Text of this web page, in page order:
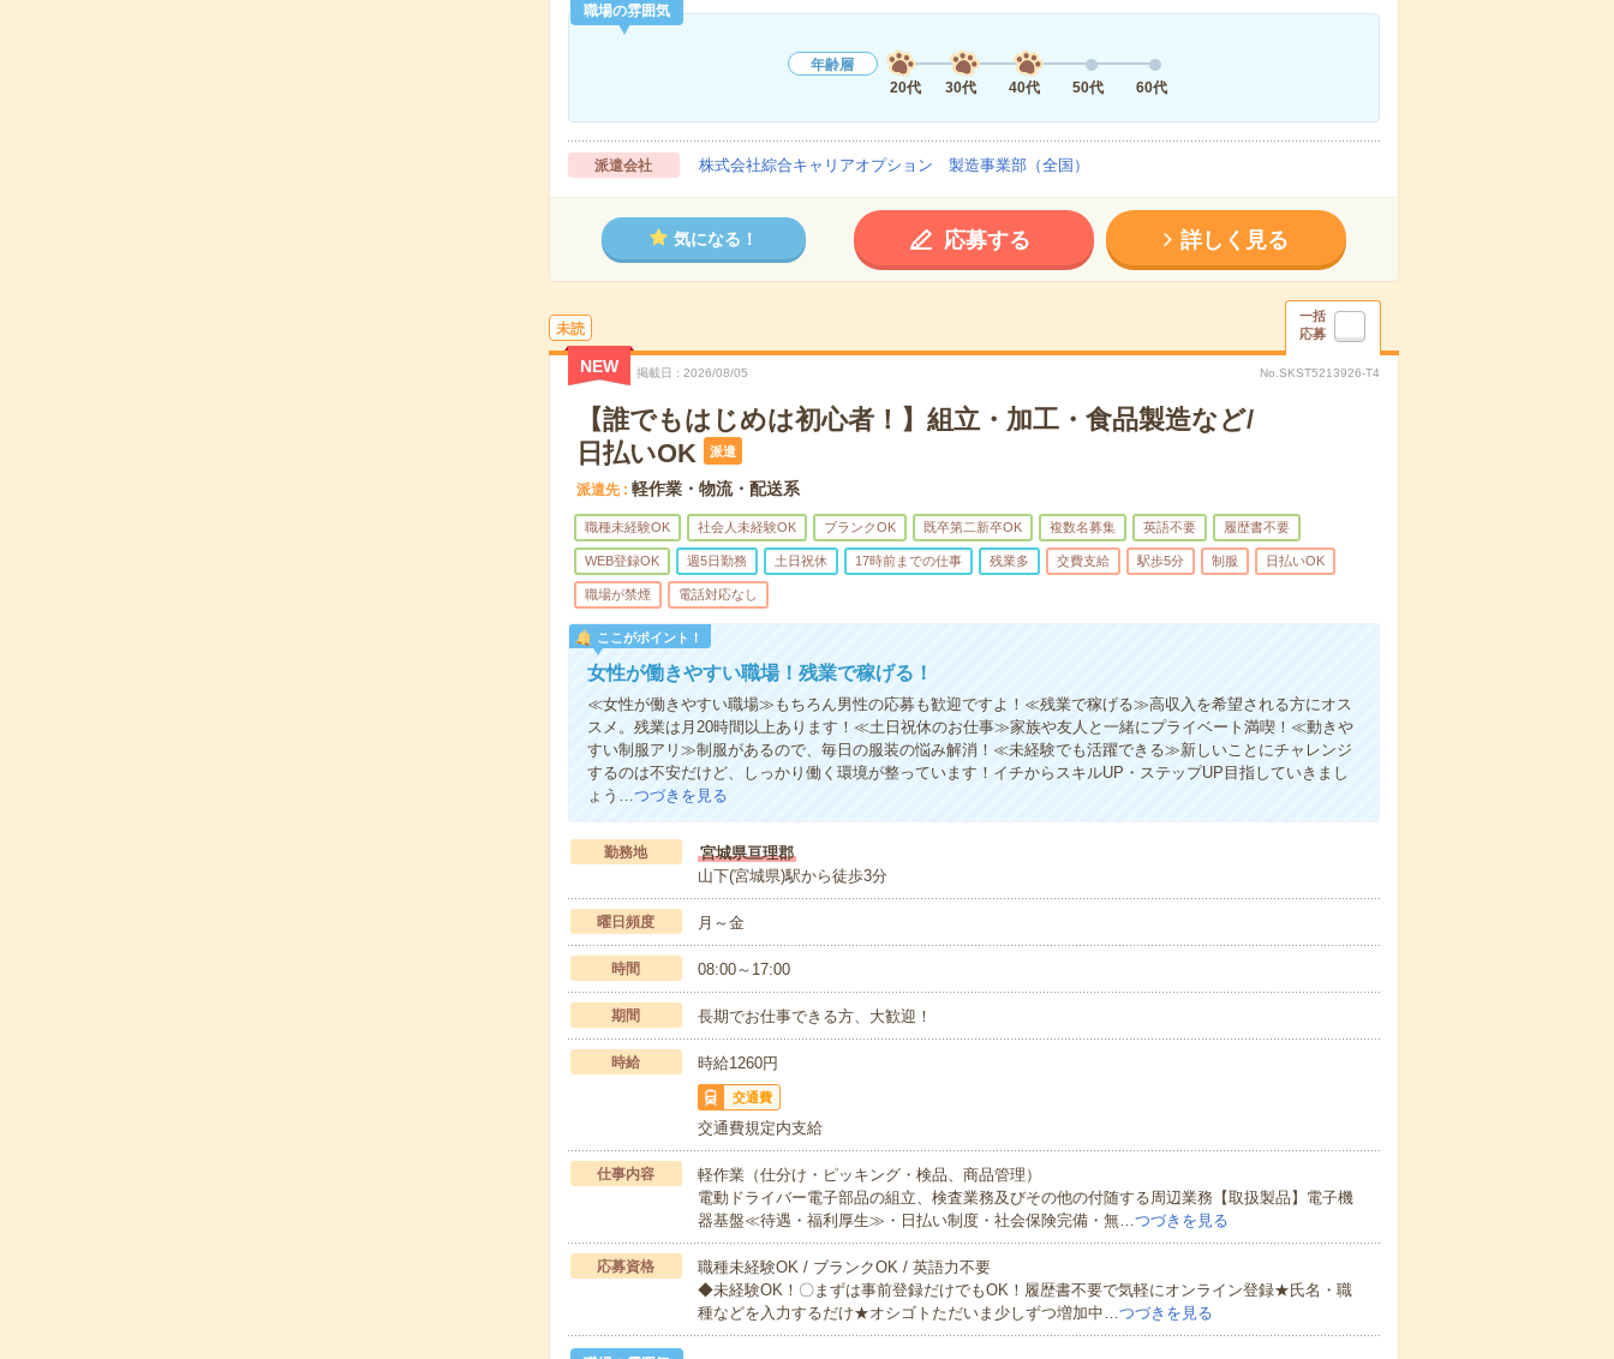
職場の雰囲気
年齢層
20代
30代 40代 50代 60代
派遣会社 株式会社綜合キャリアオプション 製造事業部（全国）
気になる！ 応募する 詳しく見る
未読
一括
応募
NEW 掲載日 2026/08/05 No.SKST5213926-T4
【誰でもはじめは初心者！】組立・加工・食品製造など/
日払いOK
派遣
派遣先 軽作業・物流・配送系
職種未経験OK 社会人未経験OK ブランクOK 既卒第二新卒OK 複数名募集 英語不要 履歴書不要
WEB登録OK 週5日勤務 土日祝休 17時前までの仕事 残業多 交費支給 駅歩5分 制服 日払いOK
職場が禁煙 電話対応なし
ここがポイント！
女性が働きやすい職場！残業で稼げる！
≪女性が働きやすい職場≫もちろん男性の応募も歓迎ですよ！≪残業で稼げる≫高収入を希望される方にオス
スメ。残業は月20時間以上あります！≪土日祝休のお仕事≫家族や友人と一緒にプライベート満喫！≪動きや
すい制服アリ≫制服があるので、毎日の服装の悩み解消！≪未経験でも活躍できる≫新しいことにチャレンジ
するのは不安だけど、しっかり働く環境が整っています！イチからスキルUP・ステップUP目指していきまし
ょう…つづきを見る
勤務地
宮城県亘理郡
山下(宮城県)駅から徒歩3分
曜日頻度 月～金
時間 08:00～17:00
期間 長期でお仕事できる方、大歓迎！
時給 時給1260円
交通費
交通費規定内支給
仕事内容
軽作業（仕分け・ピッキング・検品、商品管理）
電動ドライバー電子部品の組立、検査業務及びその他の付随する周辺業務【取扱製品】電子機
器基盤≪待遇・福利厚生≫・日払い制度・社会保険完備・無…つづきを見る
応募資格
職種未経験OK / ブランクOK / 英語力不要
◆未経験OK！〇まずは事前登録だけでもOK！履歴書不要で気軽にオンライン登録★氏名・職
種などを入力するだけ★オシゴトただいま少しずつ増加中…つづきを見る